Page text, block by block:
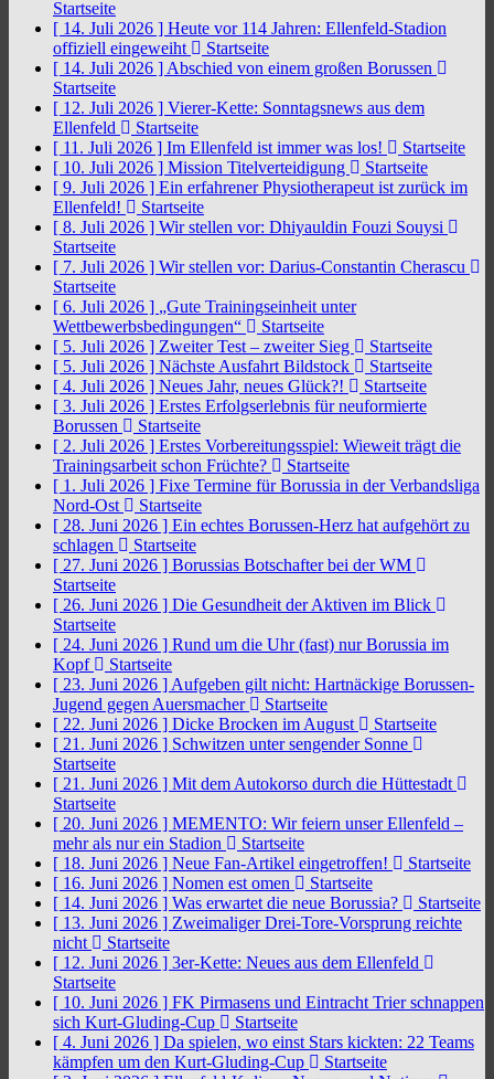
Startseite
[ 14. Juli 2026 ] Heute vor 114 Jahren: Ellenfeld-Stadion
offiziell eingeweiht
Startseite
[ 14. Juli 2026 ] Abschied von einem großen Borussen
Startseite
[ 12. Juli 2026 ] Vierer-Kette: Sonntagsnews aus dem
Ellenfeld
Startseite
[ 11. Juli 2026 ] Im Ellenfeld ist immer was los!
Startseite
[ 10. Juli 2026 ] Mission Titelverteidigung
Startseite
[ 9. Juli 2026 ] Ein erfahrener Physiotherapeut ist zurück im
Ellenfeld!
Startseite
[ 8. Juli 2026 ] Wir stellen vor: Dhiyauldin Fouzi Souysi
Startseite
[ 7. Juli 2026 ] Wir stellen vor: Darius-Constantin Cherascu
Startseite
[ 6. Juli 2026 ] „Gute Trainingseinheit unter
Wettbewerbsbedingungen“
Startseite
[ 5. Juli 2026 ] Zweiter Test – zweiter Sieg
Startseite
[ 5. Juli 2026 ] Nächste Ausfahrt Bildstock
Startseite
[ 4. Juli 2026 ] Neues Jahr, neues Glück?!
Startseite
[ 3. Juli 2026 ] Erstes Erfolgserlebnis für neuformierte
Borussen
Startseite
[ 2. Juli 2026 ] Erstes Vorbereitungsspiel: Wieweit trägt die
Trainingsarbeit schon Früchte?
Startseite
[ 1. Juli 2026 ] Fixe Termine für Borussia in der Verbandsliga
Nord-Ost
Startseite
[ 28. Juni 2026 ] Ein echtes Borussen-Herz hat aufgehört zu
schlagen
Startseite
[ 27. Juni 2026 ] Borussias Botschafter bei der WM
Startseite
[ 26. Juni 2026 ] Die Gesundheit der Aktiven im Blick
Startseite
[ 24. Juni 2026 ] Rund um die Uhr (fast) nur Borussia im
Kopf
Startseite
[ 23. Juni 2026 ] Aufgeben gilt nicht: Hartnäckige Borussen-
Jugend gegen Auersmacher
Startseite
[ 22. Juni 2026 ] Dicke Brocken im August
Startseite
[ 21. Juni 2026 ] Schwitzen unter sengender Sonne
Startseite
[ 21. Juni 2026 ] Mit dem Autokorso durch die Hüttestadt
Startseite
[ 20. Juni 2026 ] MEMENTO: Wir feiern unser Ellenfeld –
mehr als nur ein Stadion
Startseite
[ 18. Juni 2026 ] Neue Fan-Artikel eingetroffen!
Startseite
[ 16. Juni 2026 ] Nomen est omen
Startseite
[ 14. Juni 2026 ] Was erwartet die neue Borussia?
Startseite
[ 13. Juni 2026 ] Zweimaliger Drei-Tore-Vorsprung reichte
nicht
Startseite
[ 12. Juni 2026 ] 3er-Kette: Neues aus dem Ellenfeld
Startseite
[ 10. Juni 2026 ] FK Pirmasens und Eintracht Trier schnappen
sich Kurt-Gluding-Cup
Startseite
[ 4. Juni 2026 ] Da spielen, wo einst Stars kickten: 22 Teams
kämpfen um den Kurt-Gluding-Cup
Startseite